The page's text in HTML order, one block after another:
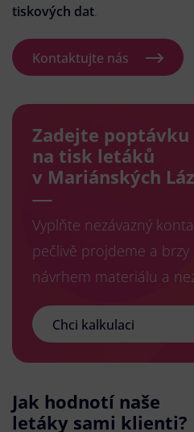
tiskových dat.
Kontaktujte nás
Zadejte poptávku
na tisk letáků
v Mariánských
Vyplňte nezávazný
pečlivě projdeme a brzy
návrhem materiálu a
Chci kalkulaci
Jak hodnotí naše
letáky sami klienti?